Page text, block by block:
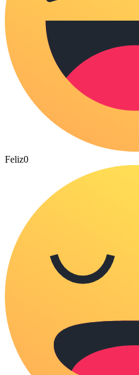
Feliz0